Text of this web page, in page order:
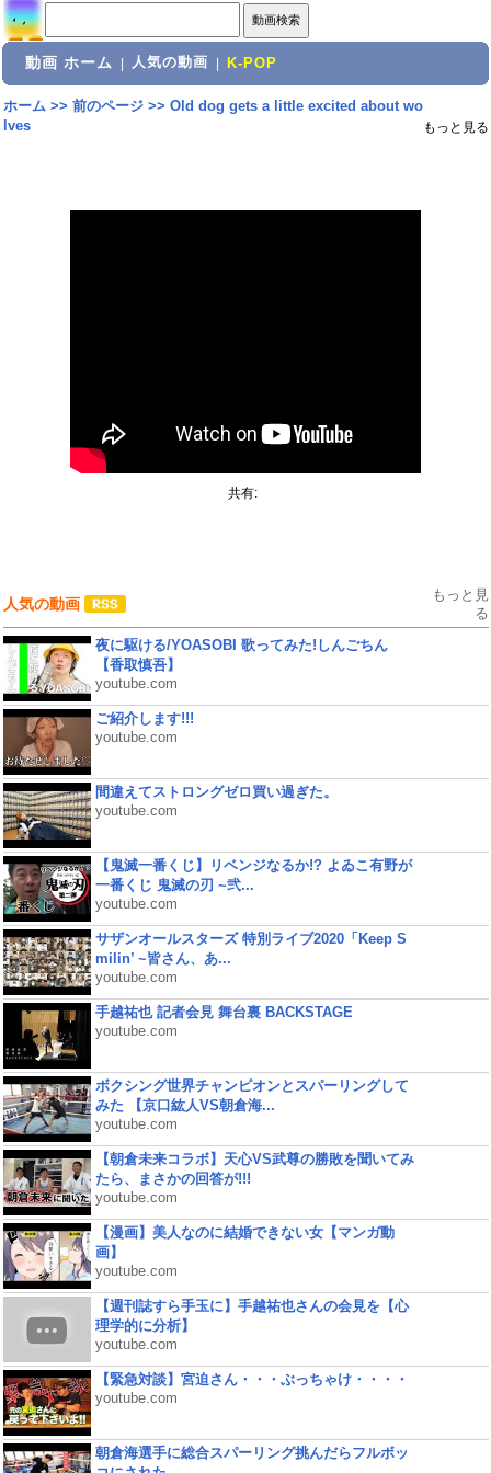
動画 ホーム 人気の動画 K-POP
ホーム>> 前のページ>> Old dog gets a little excited about wo
lves
もっと見る
共有:
人気の動画
もっと見
る
夜に駆ける/YOASOBI 歌ってみた!しんごちん
【香取慎吾】
youtube.com
ご紹介します!!!
youtube.com
間違えてストロングゼロ買い過ぎた。
youtube.com
【鬼滅一番くじ】リベンジなるか!? よゐこ有野が
一番くじ 鬼滅の刃 ~弐...
youtube.com
サザンオールスターズ 特別ライブ2020「Keep S
milin’ ~皆さん、あ...
youtube.com
手越祐也 記者会見 舞台裏 BACKSTAGE
youtube.com
ボクシング世界チャンピオンとスパーリングして
みた 【京口紘人VS朝倉海...
youtube.com
【朝倉未来コラボ】天心VS武尊の勝敗を聞いてみ
たら、まさかの回答が!!!
youtube.com
【漫画】美人なのに結婚できない女【マンガ動
画】
youtube.com
【週刊誌すら手玉に】手越祐也さんの会見を【心
理学的に分析】
youtube.com
【緊急対談】宮迫さん・・・ぶっちゃけ・・・・
youtube.com
朝倉海選手に総合スパーリング挑んだらフルボッ